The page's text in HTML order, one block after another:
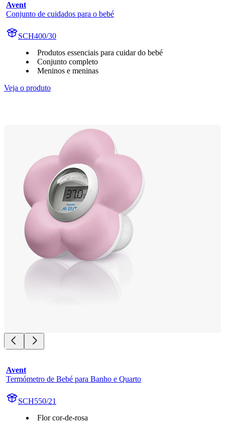
Avent
Conjunto de cuidados para o bebé
SCH400/30
Produtos essenciais para cuidar do bebé
Conjunto completo
Meninos e meninas
Veja o produto
Avent
Termómetro de Bebé para Banho e Quarto
SCH550/21
Flor cor-de-rosa